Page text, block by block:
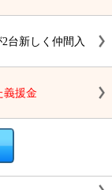
台新しく仲間入
義援金